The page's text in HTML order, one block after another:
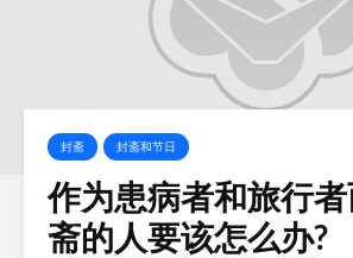
封斋 封斋和节日
作为患病者和旅行
斋的人要该怎么办?